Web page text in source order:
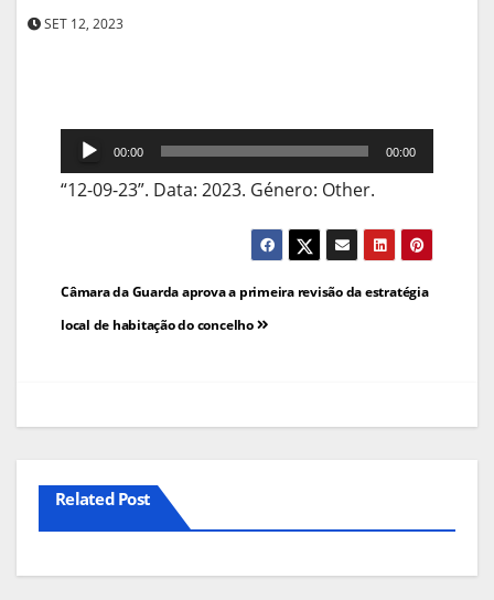
SET 12, 2023
Reprodutor
de
00:00 00:00
“12-09-23”. Data: 2023. Género: Other.
Navegação
de
Câmara da Guarda aprova a primeira revisão da estratégia
local de habitação do concelho
Related Post